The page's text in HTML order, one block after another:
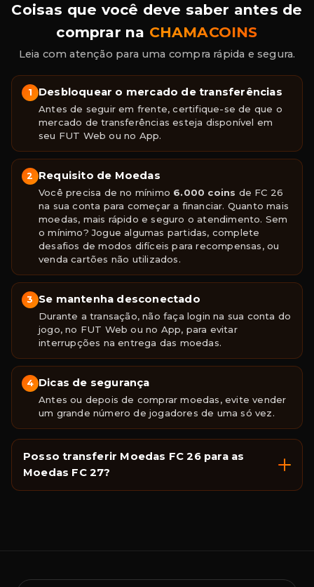
Coisas que você deve saber antes de
comprar na CHAMACOINS
Leia com atenção para uma compra rápida e segura.
1 Desbloquear o mercado de transferências
Antes de seguir em frente, certifique-se de que o
mercado de transferências esteja disponível em
seu FUT Web ou no App.
2 Requisito de Moedas
Você precisa de no mínimo 6.000 coins de FC 26
na sua conta para começar a financiar. Quanto mais
moedas, mais rápido e seguro o atendimento. Sem
o mínimo? Jogue algumas partidas, complete
desafios de modos difíceis para recompensas, ou
venda cartões não utilizados.
3 Se mantenha desconectado
Durante a transação, não faça login na sua conta do
jogo, no FUT Web ou no App, para evitar
interrupções na entrega das moedas.
4 Dicas de segurança
Antes ou depois de comprar moedas, evite vender
um grande número de jogadores de uma só vez.
Posso transferir Moedas FC 26 para as
Moedas FC 27?